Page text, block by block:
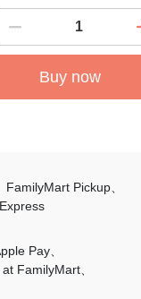
Buy now
FamilyMart Pickup
Pay
at FamilyMart